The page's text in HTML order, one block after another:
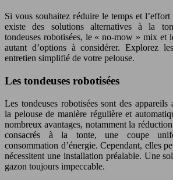
Si vous souhaitez réduire le temps et
existe des solutions alternatives à la
tondeuses robotisées, le « no-mow » mix et
autant d’options à considérer. Explorez
entretien simplifié de votre pelouse.
Les tondeuses robotisées
Les tondeuses robotisées sont des appareils
la pelouse de manière régulière et
nombreux avantages, notamment la
consacrés à la tonte, une coupe
consommation d’énergie. Cependant, elles
nécessitent une installation préalable. Une
gazon toujours impeccable.